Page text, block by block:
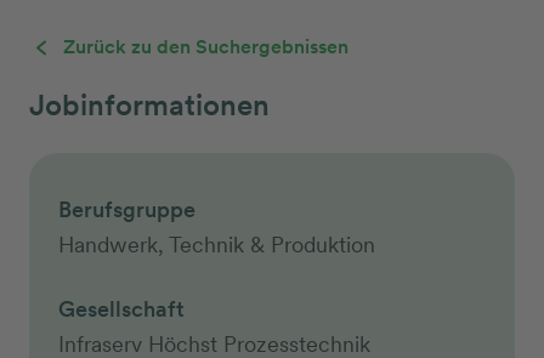
Zurück zu den Suchergebnissen
Jobinformationen
Berufsgruppe
Handwerk, Technik & Produktion
Gesellschaft
Infraserv Höchst Prozesstechnik